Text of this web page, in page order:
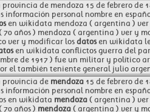
de mendoza 15 de febrero de
información personal nombre en
en wikidata mendoza ( argentina )
años ) mendoza ( argentina ) ver y
ver y modificar los datosen wikidata
en wikidata conflictos guerra del
de 1917 ) fue un militar y
el también teniente general julio
provincia de mendoza 15 de febrero de
información personal nombre en
en wikidata mendoza ( argentina )
años ) mendoza ( argentina ) ver y